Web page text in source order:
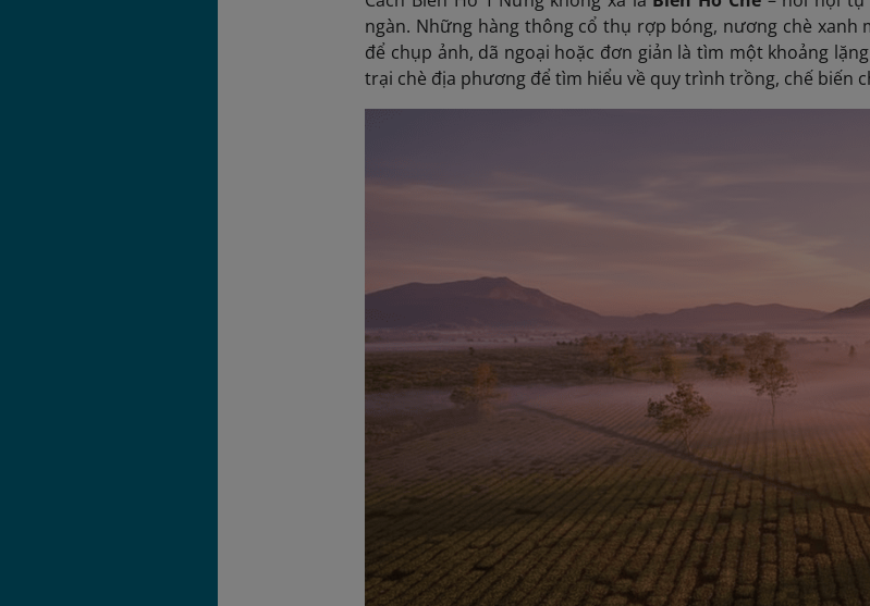
ngàn. Những hàng thông cổ thụ rợp bóng, nương chè
để chụp ảnh, dã ngoại hoặc đơn giản là tìm một khoảng
trại chè địa phương để tìm hiểu về quy trình trồng, chế biến